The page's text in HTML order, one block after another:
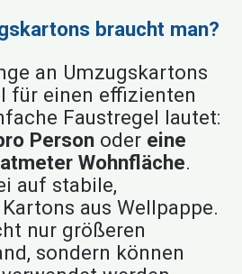
braucht man?
an Umzugskartons
für einen effizienten
Faustregel lautet:
Personoder eine
Wohnfläche.
auf stabile,
aus Wellpappe.
nur größeren
sondern können